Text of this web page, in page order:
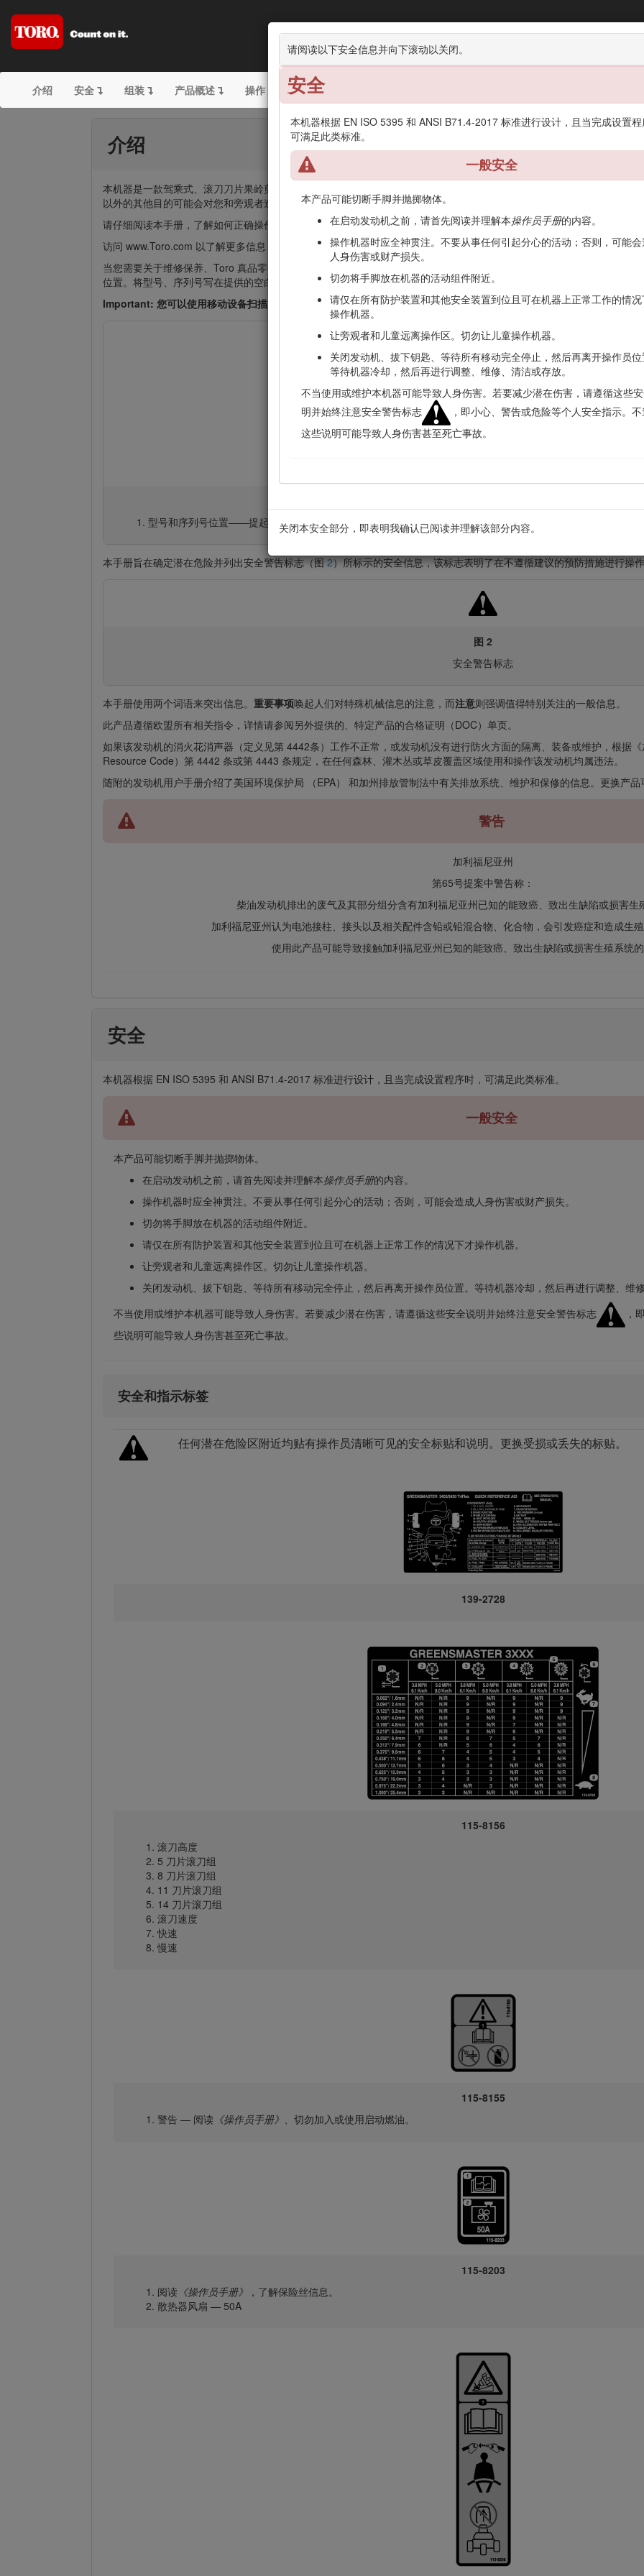
请阅读以下安全信息并向下滚动以关闭。
安全
本机器根据 EN ISO 5395 和 ANSI B71.4-2017 标准进行设计，且当完成设置程
可满足此类标准。
一般安全
本产品可能切断手脚并抛掷物体。
在启动发动机之前，请首先阅读并理解本操作员手册的内容。
操作机器时应全神贯注。不要从事任何引起分心的活动；否则，可能
人身伤害或财产损失。
切勿将手脚放在机器的活动组件附近。
请仅在所有防护装置和其他安全装置到位且可在机器上正常工作的情
操作机器。
让旁观者和儿童远离操作区。切勿让儿童操作机器。
关闭发动机、拔下钥匙、等待所有移动完全停止，然后再离开操作员位
等待机器冷却，然后再进行调整、维修、清洁或存放。
不当使用或维护本机器可能导致人身伤害。若要减少潜在伤害，请遵循这些
明并始终注意安全警告标志
，即小心、警告或危险等个人安全指示。
这些说明可能导致人身伤害甚至死亡事故。
关闭本安全部分，即表明我确认已阅读并理解该部分内容。
Greensmaster® 3420 TriFlex® 主机
介绍 安全 组装 产品概述 操作 维护
介绍
本机器是一款驾乘式、滚刀刀片果岭剪草机，需由商业应用领域雇用的专业操作员进行操作。主要为了在保养得很好的草
以外的其他目的可能会对您和旁观者造成危害。
请仔细阅读本手册，了解如何正确操作及维护您的产品，避免人身伤害和产品损坏。正确并安全地操作本产品是您的责任.
访问 www.Toro.com 以了解更多信息，包括安全提示、培训材料、附件信息、帮助查找经销商或注册您的产品。
当您需要关于维修保养、Toro 真品零件或其他方面的信息时，请联系 Toro 授权经销商，并准备好有关您的产品的型号和
位置。将型号、序列号写在提供的空白处。
Important: 您可以使用移动设备扫描序列号标贴上的二维码（如配备），以查阅保修、零售及其他产品信息。
型号和序列号位置——提起座椅并找到序列号牌。
本手册旨在确定潜在危险并列出安全警告标志（图2）所标示的安全信息，该标志表明了在不遵循建议的预防措施进行操
图 2
安全警告标志
本手册使用两个词语来突出信息。 重要事项唤起人们对特殊机械信息的注意，而注意则强调值得特别关注的一般信息。
此产品遵循欧盟所有相关指令，详情请参阅另外提供的、特定产品的合格证明（DOC）单页。
如果该发动机的消火花消声器（定义见第 4442条）工作不正常，或发动机没有进行防火方面的隔离、装备或维护，根据
Resource Code）第 4442 条或第 4443 条规定，在任何森林、灌木丛或草皮覆盖区域使用和操作该发动机均属违法。
随附的发动机用户手册介绍了美国环境保护局 （EPA） 和加州排放管制法中有关排放系统、维护和保修的信息。更换产品
警告
加利福尼亚州
第65号提案中警告称：
柴油发动机排出的废气及其部分组分含有加利福尼亚州已知的能致癌、致出生缺陷或损害生
加利福尼亚州认为电池接柱、接头以及相关配件含铅或铅混合物、化合物，会引发癌症和造成生殖
使用此产品可能导致接触加利福尼亚州已知的能致癌、致出生缺陷或损害生殖系统的
安全
本机器根据 EN ISO 5395 和 ANSI B71.4-2017 标准进行设计，且当完成设置程序时，可满足此类标准。
一般安全
本产品可能切断手脚并抛掷物体。
在启动发动机之前，请首先阅读并理解本操作员手册的内容。
操作机器时应全神贯注。不要从事任何引起分心的活动；否则，可能会造成人身伤害或财产损失。
切勿将手脚放在机器的活动组件附近。
请仅在所有防护装置和其他安全装置到位且可在机器上正常工作的情况下才操作机器。
让旁观者和儿童远离操作区。切勿让儿童操作机器。
关闭发动机、拔下钥匙、等待所有移动完全停止，然后再离开操作员位置。等待机器冷却，然后再进行调整、维修
不当使用或维护本机器可能导致人身伤害。若要减少潜在伤害，请遵循这些安全说明并始终注意安全警告标志
，
些说明可能导致人身伤害甚至死亡事故。
安全和指示标签
任何潜在危险区附近均贴有操作员清晰可见的安全标贴和说明。更换受损或丢失的标贴。
139-2728
115-8156
滚刀高度
5 刀片滚刀组
8 刀片滚刀组
11 刀片滚刀组
14 刀片滚刀组
滚刀速度
快速
慢速
115-8155
警告 — 阅读 《操作员手册》 、切勿加入或使用启动燃油。
115-8203
阅读 《操作员手册》 ，了解保险丝信息。
散热器风扇 — 50A